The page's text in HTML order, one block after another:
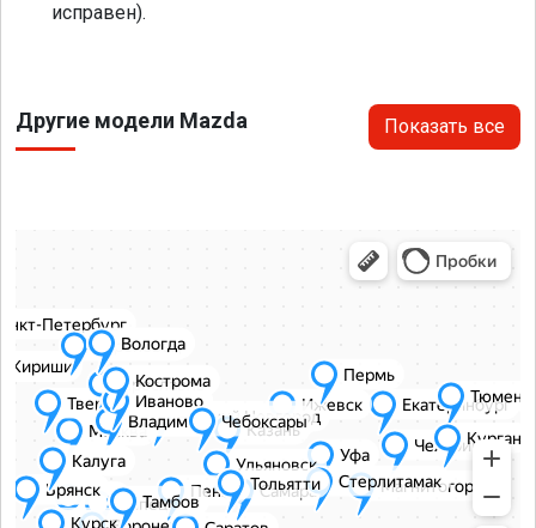
исправен).
Другие модели Mazda Показать все